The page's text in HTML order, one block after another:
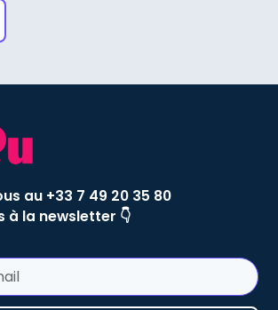
au +33 7 49 20 35 80
à la newsletter 👇